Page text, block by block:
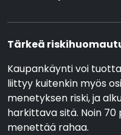
Tärkeä
Kaupankäynti voi
liittyy kuitenkin myös
menetyksen riski, ja
harkittava sitä. Noin
menettää rahaa.